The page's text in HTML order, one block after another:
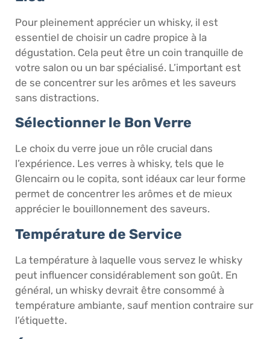
Pour pleinement apprécier un whisky, il est
essentiel de choisir un cadre propice à la
dégustation. Cela peut être un coin tranquille de
votre salon ou un bar spécialisé. L’important est
de se concentrer sur les arômes et les saveurs
sans distractions.
Sélectionner le Bon Verre
Le choix du verre joue un rôle crucial dans
l’expérience. Les verres à whisky, tels que le
Glencairn ou le copita, sont idéaux car leur forme
permet de concentrer les arômes et de mieux
apprécier le bouillonnement des saveurs.
Température de Service
La température à laquelle vous servez le whisky
peut influencer considérablement son goût. En
général, un whisky devrait être consommé à
température ambiante, sauf mention contraire sur
l’étiquette.